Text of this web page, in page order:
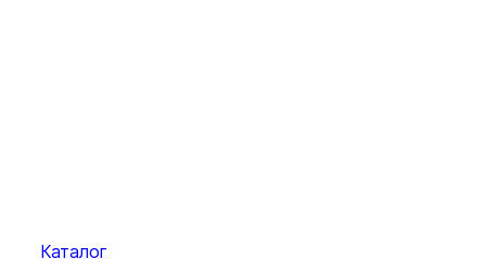
Каталог